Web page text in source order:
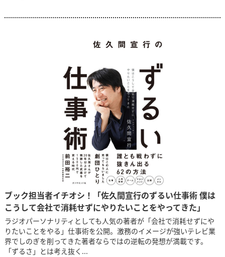
ブック担当者イチオシ！「佐久間宣行のずるい仕事術 僕は
こうして会社で消耗せずにやりたいことをやってきた」
ラジオパーソナリティとしても人気の著者が「会社で消耗せずにや
りたいことをやる」仕事術を公開。激務のイメージが強いテレビ業
界でしのぎを削ってきた著者ならではの逆転の発想が満載です。
「ずるさ」とは考え抜く...